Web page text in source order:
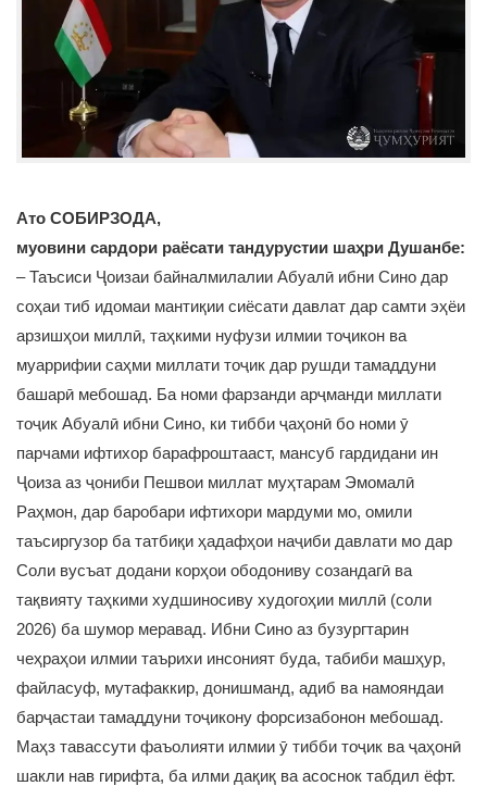
Ато СОБИРЗОДА,
муовини сардори раёсати тандурустии шаҳри Душанбе:
– Таъсиси Ҷоизаи байналмилалии Абуалӣ ибни Сино дар
соҳаи тиб идомаи мантиқии сиёсати давлат дар самти эҳёи
арзишҳои миллӣ, таҳкими нуфузи илмии тоҷикон ва
муаррифии саҳми миллати тоҷик дар рушди тамаддуни
башарӣ мебошад. Ба номи фарзанди арҷманди миллати
тоҷик Абуалӣ ибни Сино, ки тибби ҷаҳонӣ бо номи ӯ
парчами ифтихор барафроштааст, мансуб гардидани ин
Ҷоиза аз ҷониби Пешвои миллат муҳтарам Эмомалӣ
Раҳмон, дар баробари ифтихори мардуми мо, омили
таъсиргузор ба татбиқи ҳадафҳои наҷиби давлати мо дар
Соли вусъат додани корҳои ободониву созандагӣ ва
тақвияту таҳкими худшиносиву худогоҳии миллӣ (соли
2026) ба шумор меравад. Ибни Сино аз бузургтарин
чеҳраҳои илмии таърихи инсоният буда, табиби машҳур,
файласуф, мутафаккир, донишманд, адиб ва намояндаи
барҷастаи тамаддуни тоҷикону форсизабонон мебошад.
Маҳз тавассути фаъолияти илмии ӯ тибби тоҷик ва ҷаҳонӣ
шакли нав гирифта, ба илми дақиқ ва асоснок табдил ёфт.